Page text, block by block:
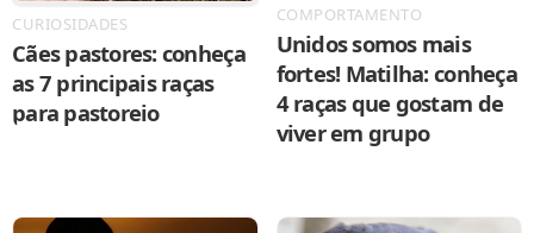
CURIOSIDADES
Cães pastores: conheça
as 7 principais raças
para pastoreio
COMPORTAMENTO
Unidos somos mais
fortes! Matilha: conheça
4 raças que gostam de
viver em grupo